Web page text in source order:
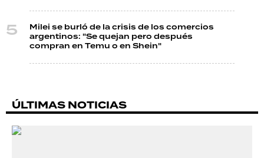
Milei se burló de la crisis de los comercios
argentinos: "Se quejan pero después
compran en Temu o en Shein"
ÚLTIMAS NOTICIAS